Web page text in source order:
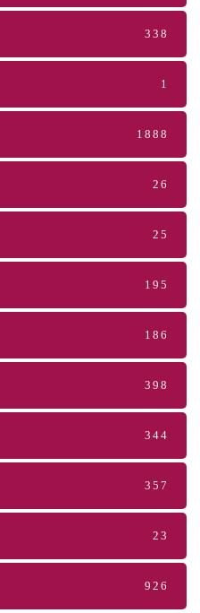
338
1
1888
26
25
195
186
398
344
357
23
926